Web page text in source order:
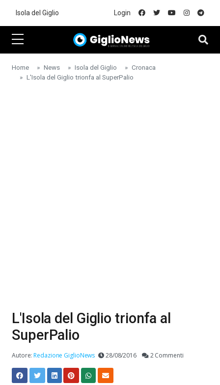
Isola del Giglio Login
Home News Isola del Giglio
Cronaca
L'Isola del Giglio trionfa al SuperPalio
L'Isola del Giglio trionfa al
SuperPalio
Autore:Redazione GiglioNews 28/08/2016 2 Commenti